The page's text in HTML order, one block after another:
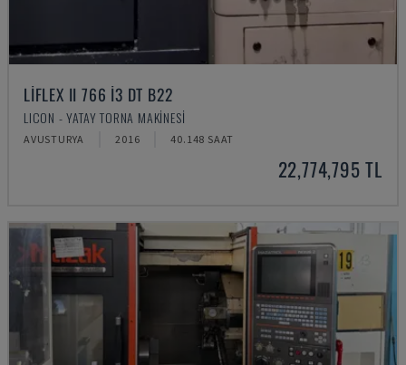
LIFLEX II 766 I3 DT B22
LICON - YATAY TORNA MAKINESI
AVUSTURYA 2016 40.148 SAAT
22,774,795 TL